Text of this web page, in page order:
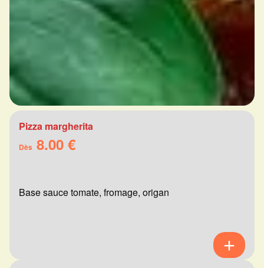
Pizza margherita
Dès 8.00 €
Base sauce tomate, fromage, origan